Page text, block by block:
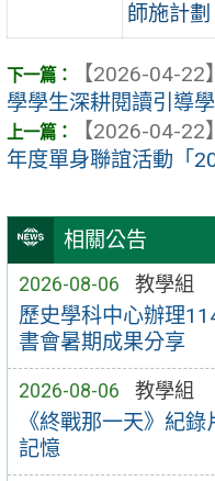
相關公告
2026-08-06 教學組
歷史學科中心辦理
書會暑期成果分享
2026-08-06 教學組
《終戰那一天》紀
記憶
師施計劃
【2026-04-22】
學學生深耕閱讀引導
【2026-04-22】
年度單身聯誼活動「